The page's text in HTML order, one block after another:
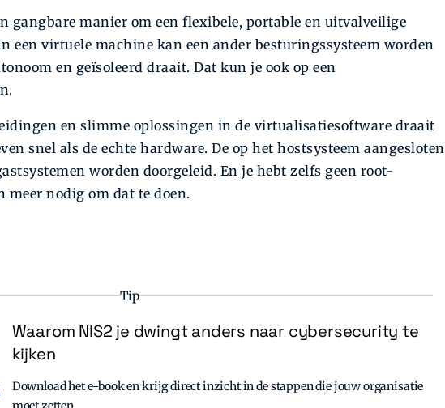
gangbare manier om een flexibele, portable en uitvalveilige
een virtuele machine kan een ander besturingssysteem worden
en geïsoleerd draait. Dat kun je ook op een
en slimme oplossingen in de virtualisatiesoftware draait
snel als de echte hardware. De op het hostsysteem aangesloten
worden doorgeleid. En je hebt zelfs geen root-
meer nodig om dat te doen.
Tip
Waarom NIS2 je dwingt anders naar cybersecurity te
kijken
Download het e-book en krijg direct inzicht in de stappen die jouw organisatie